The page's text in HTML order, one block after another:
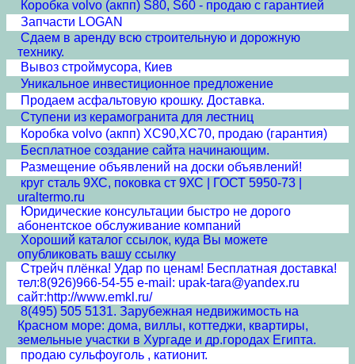
Коробка volvo (акпп) S80, S60 - продаю с гарантией
Запчасти LOGAN
Сдаем в аренду всю строительную и дорожную
технику.
Вывоз строймусора, Киев
Уникальное инвестиционное предложение
Продаем асфальтовую крошку. Доставка.
Ступени из керамогранита для лестниц
Коробка volvo (акпп) XC90,XC70, продаю (гарантия)
Бесплатное создание сайта начинающим.
Размещение объявлений на доски объявлений!
круг сталь 9ХС, поковка ст 9ХС | ГОСТ 5950-73 |
uraltermo.ru
Юридические консультации быстро не дорого
абонентское обслуживание компаний
Хороший каталог ссылок, куда Вы можете
опубликовать вашу ссылку
Стрейч плёнка! Удар по ценам! Бесплатная доставка!
тел:8(926)966-54-55 e-mail: upak-tara@yandex.ru
сайт:http://www.emkl.ru/
8(495) 505 5131. Зарубежная недвижимость на
Красном море: дома, виллы, коттеджи, квартиры,
земельные участки в Хургаде и др.городах Египта.
продаю сульфоуголь , катионит.